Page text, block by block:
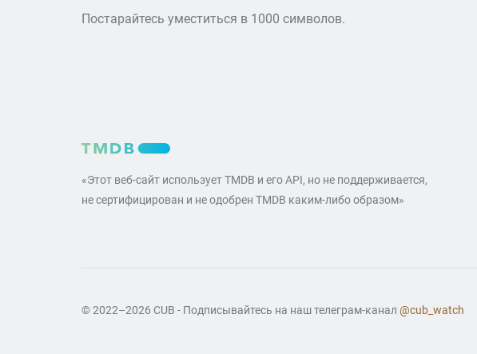
Постарайтесь уместиться в 1000 символов.
«Этот веб-сайт использует TMDB и его API, но не поддерживается,
не сертифицирован и не одобрен TMDB каким-либо образом»
© 2022–2026 CUB - Подписывайтесь на наш телеграм-канал @cub_watch